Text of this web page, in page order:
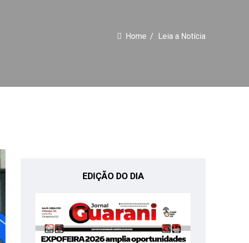
Home Leia a Notícia
EDIÇÃO DO DIA